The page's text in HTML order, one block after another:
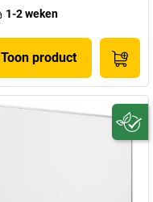
1-2 weken
Toon product